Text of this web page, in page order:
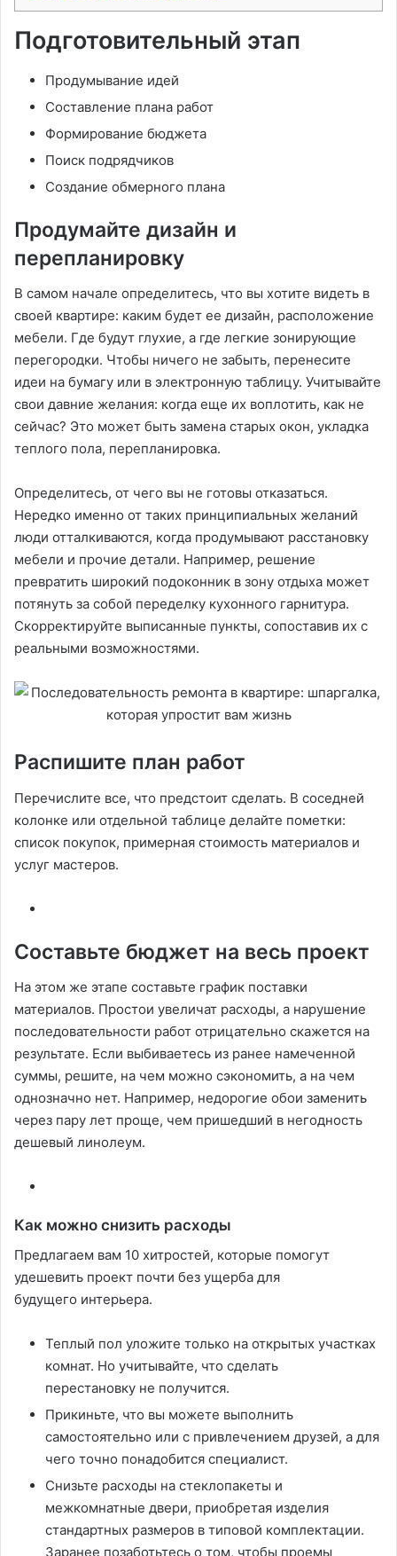
Подготовительный этап
Продумывание идей
Составление плана работ
Формирование бюджета
Поиск подрядчиков
Создание обмерного плана
Продумайте дизайн и
перепланировку
В самом начале определитесь, что вы хотите видеть в
своей квартире: каким будет ее дизайн, расположение
мебели. Где будут глухие, а где легкие зонирующие
перегородки. Чтобы ничего не забыть, перенесите
идеи на бумагу или в электронную таблицу. Учитывайте
свои давние желания: когда еще их воплотить, как не
сейчас? Это может быть замена старых окон, укладка
теплого пола, перепланировка.
Определитесь, от чего вы не готовы отказаться.
Нередко именно от таких принципиальных желаний
люди отталкиваются, когда продумывают расстановку
мебели и прочие детали. Например, решение
превратить широкий подоконник в зону отдыха может
потянуть за собой переделку кухонного гарнитура.
Скорректируйте выписанные пункты, сопоставив их с
реальными возможностями.
Распишите план работ
Перечислите все, что предстоит сделать. В соседней
колонке или отдельной таблице делайте пометки:
список покупок, примерная стоимость материалов и
услуг мастеров.
Составьте бюджет на весь проект
На этом же этапе составьте график поставки
материалов. Простои увеличат расходы, а нарушение
последовательности работ отрицательно скажется на
результате. Если выбиваетесь из ранее намеченной
суммы, решите, на чем можно сэкономить, а на чем
однозначно нет. Например, недорогие обои заменить
через пару лет проще, чем пришедший в негодность
дешевый линолеум.
Как можно снизить расходы
Предлагаем вам 10 хитростей, которые помогут
удешевить проект почти без ущерба для
будущего интерьера.
Теплый пол уложите только на открытых участках
комнат. Но учитывайте, что сделать
перестановку не получится.
Прикиньте, что вы можете выполнить
самостоятельно или с привлечением друзей, а для
чего точно понадобится специалист.
Снизьте расходы на стеклопакеты и
межкомнатные двери, приобретая изделия
стандартных размеров в типовой комплектации.
Заранее позаботьтесь о том, чтобы проемы